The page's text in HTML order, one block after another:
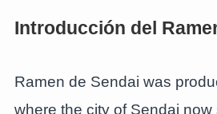
Introducción del
Ramen de Sendai was
where the city of Sendai